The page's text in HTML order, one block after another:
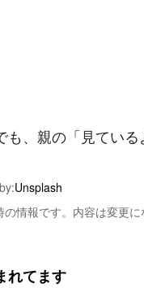
も、親の「見てい
Unsplash
の情報です。内容は変更に
れてます